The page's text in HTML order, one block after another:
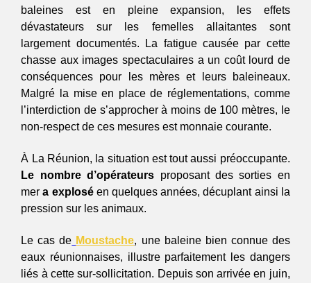
baleines est en pleine expansion, les effets
dévastateurs sur les femelles allaitantes sont
largement documentés. La fatigue causée par cette
chasse aux images spectaculaires a un coût lourd de
conséquences pour les mères et leurs baleineaux.
Malgré la mise en place de réglementations, comme
l’interdiction de s’approcher à moins de 100 mètres, le
non-respect de ces mesures est monnaie courante.
Le nombre d’opérateurs proposant des sorties en
mer a explosé en quelques années, décuplant ainsi la
pression sur les animaux.
Le cas de Moustache, une baleine bien connue des
eaux réunionnaises, illustre parfaitement les dangers
liés à cette sur-sollicitation. Depuis son arrivée en juin,